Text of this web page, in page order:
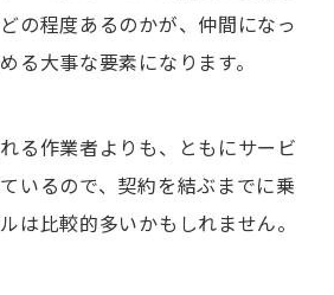
の程度あるのかが、仲間になっ
る大事な要素になります。
る作業者よりも、ともにサービ
いるので、契約を結ぶまでに乗
は比較的多いかもしれません。